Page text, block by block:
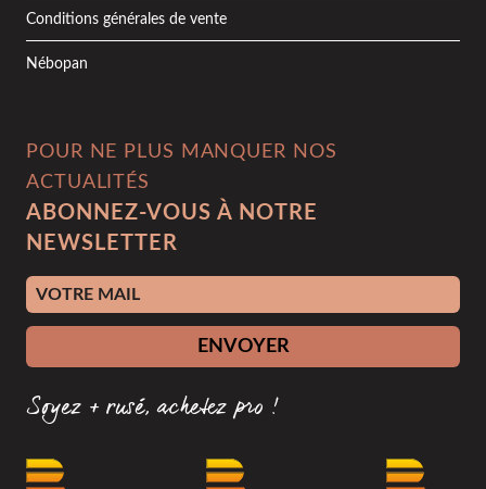
Conditions générales de vente
Nébopan
POUR NE PLUS MANQUER NOS
ACTUALITÉS
ABONNEZ-VOUS À NOTRE
NEWSLETTER
Adresse e-mail
ENVOYER
Soyez + rusé, achetez pro !